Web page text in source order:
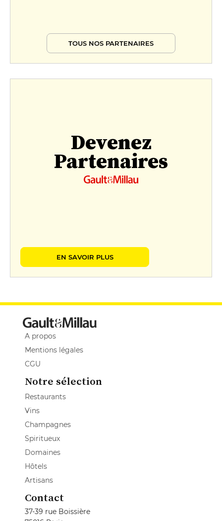
TOUS NOS PARTENAIRES
Devenez
Partenaires
EN SAVOIR PLUS
A propos
Mentions légales
CGU
Notre sélection
Restaurants
Vins
Champagnes
Spiritueux
Domaines
Hôtels
Artisans
Contact
37-39 rue Boissière